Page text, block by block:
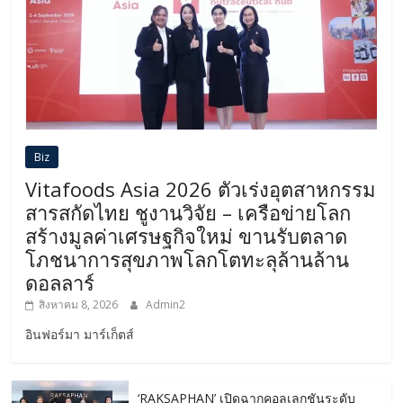
Biz
Vitafoods Asia 2026 ตัวเร่งอุตสาหกรรม
สารสกัดไทย ชูงานวิจัย – เครือข่ายโลก
สร้างมูลค่าเศรษฐกิจใหม่ ขานรับตลาด
โภชนาการสุขภาพโลกโตทะลุล้านล้าน
ดอลลาร์
สิงหาคม 8, 2026 Admin2
อินฟอร์มา มาร์เก็ตส์
‘RAKSAPHAN’ เปิดฉากคอลเลกชันระดับ